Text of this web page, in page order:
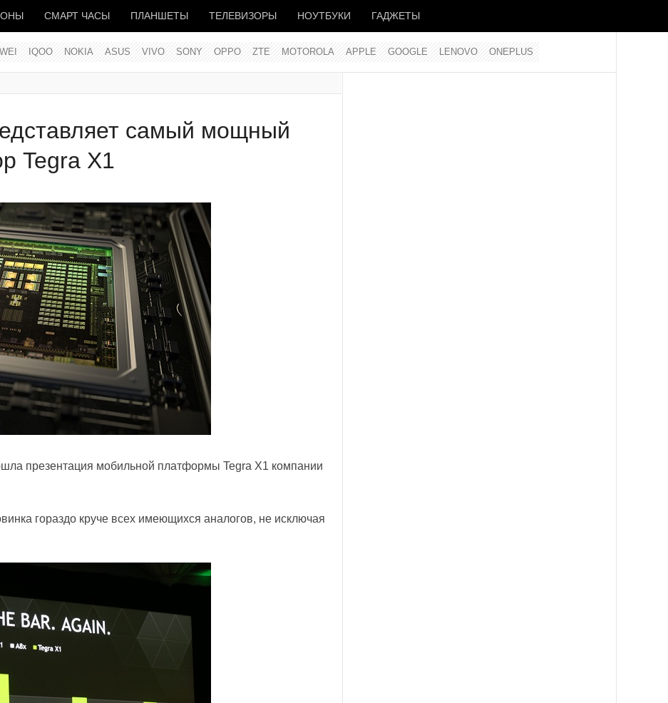
СМАРТ ЧАСЫ ПЛАНШЕТЫ ТЕЛЕВИЗОРЫ НОУТБУКИ ГАДЖЕТЫ
IQOO NOKIA ASUS VIVO SONY OPPO ZTE MOTOROLA APPLE GOOGLE LENOVO ONEPLUS
самый мощный
Tegra X1
презентация мобильной платформы Tegra X1 компании
гораздо круче всех имеющихся аналогов, не исключая